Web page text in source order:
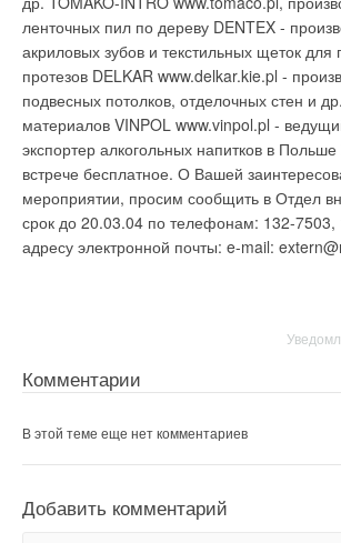
ленточных пил по дереву DENTEX -
акриловых зубов и текстильных щеток для
протезов DELKAR www.delkar.kie.pl -
подвесных потолков, отделочных стен и
материалов VINPOL www.vinpol.pl -
экспортер алкогольных напитков в
встрече бесплатное. О Вашей
мероприятии, просим сообщить в Отдел
срок до 20.03.04 по телефонам: 132-
адресу электронной почты: e-mail:
Комментарии
В этой теме еще нет комментариев
Добавить комментарий
Ваш E-mail *